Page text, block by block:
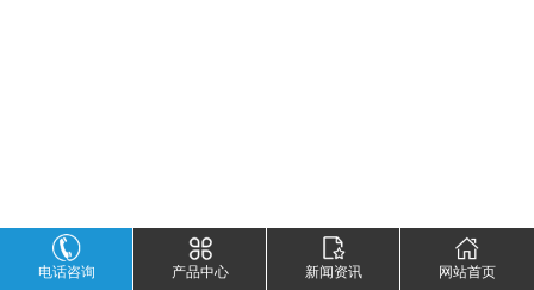
电话咨询 产品中心 新闻资讯 网站首页